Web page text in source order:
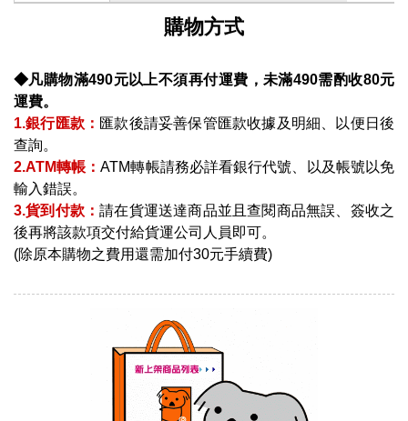
購物方式
◆凡購物滿490元以上不須再付運費，未滿490需酌收80元
運費。
1.銀行匯款： 匯款後請妥善保管匯款收據及明細、以便日後
查詢。
2.ATM轉帳：ATM轉帳請務必詳看銀行代號、以及帳號以免
輸入錯誤。
3.貨到付款：請在貨運送達商品並且查閱商品無誤、簽收之
後再將該款項交付給貨運公司人員即可。
(除原本購物之費用還需加付30元手續費)